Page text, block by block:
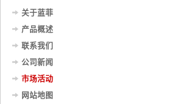
关于蓝菲
产品概述
联系我们
公司新闻
市场活动
网站地图